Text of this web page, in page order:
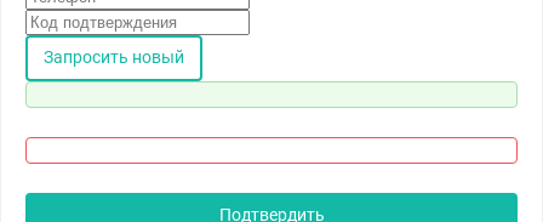
Запросить новый
Подтвердить